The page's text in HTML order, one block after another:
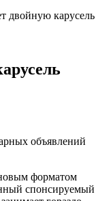
двойную карусель
форматом
спонсируемый